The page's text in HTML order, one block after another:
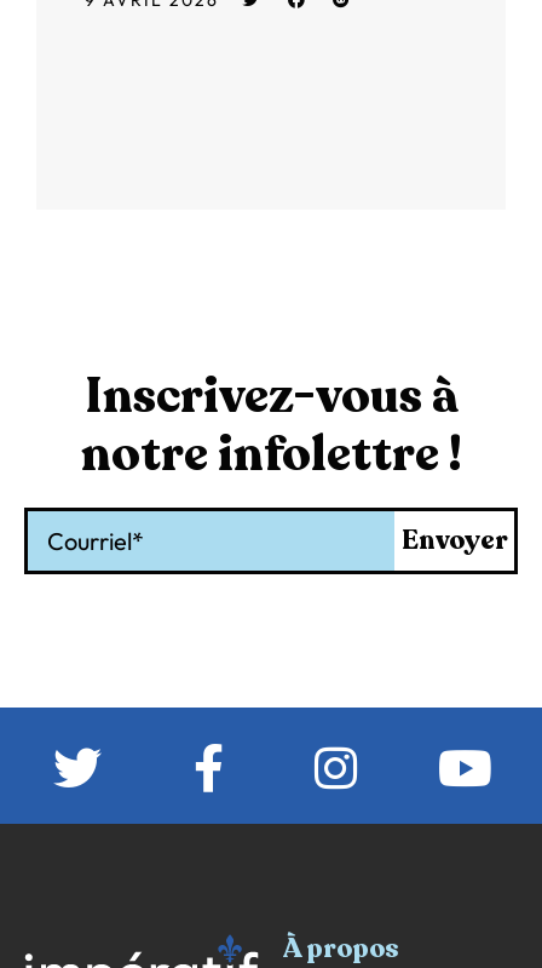
Inscrivez-vous à
notre infolettre !
Envoyer
À propos